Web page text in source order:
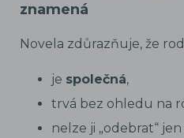
znamená
Novela zdůrazňuje, že
je společná,
trvá bez ohledu na
nelze ji „odebrat“